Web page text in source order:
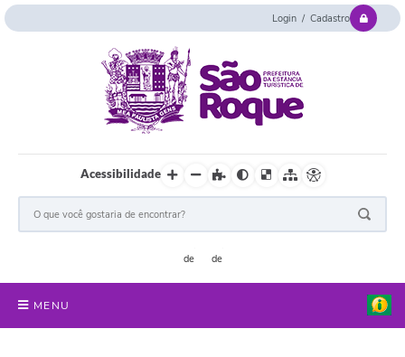
Login / Cadastro
Acessibilidade
MENU